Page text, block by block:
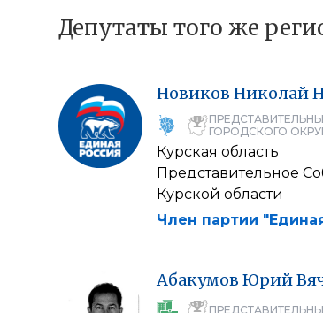
Депутаты того же
Новиков Николай
ГОРОДСКОГО
Курская область
Представительное
Курской области
Член партии
Абакумов Юрий